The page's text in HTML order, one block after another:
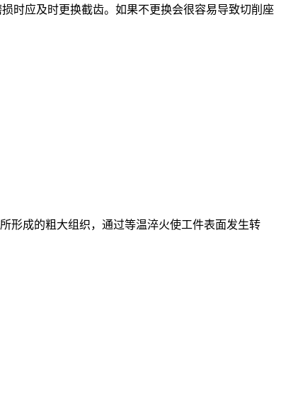
时应及时更换截齿。如果不更换会很容易导致切削座
形成的粗大组织，通过等温淬火使工件表面发生转